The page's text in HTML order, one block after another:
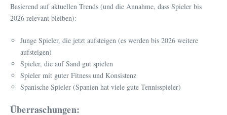
Basierend auf aktuellen Trends (und die Annahme, dass Spieler bis
2026 relevant bleiben):
Junge Spieler, die jetzt aufsteigen (es werden bis 2026 weitere
aufsteigen)
Spieler, die auf Sand gut spielen
Spieler mit guter Fitness und Konsistenz
Spanische Spieler (Spanien hat viele gute Tennisspieler)
Überraschungen: